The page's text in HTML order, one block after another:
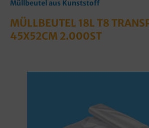
Müllbeutel aus Kunststoff
MÜLLBEUTEL 18L T8
45X52CM 2.000ST